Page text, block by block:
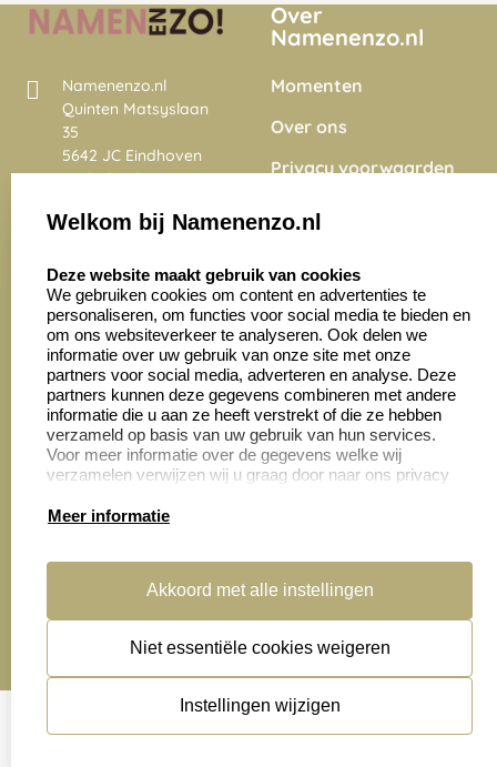
Namenenzo.nl
Quinten Matsyslaan
35
5642 JC Eindhoven
Nederland
4028 beoordelingen
Over
Namenenzo.nl
Momenten
Over ons
Privacy voorwaarden
Onze vacatures
Zakelijk:
Aanvraag op maat
Cadeaubonnen
Klantenservice:
Contact opnemen
Veelgestelde vragen
Retourneren
handleidingen
algemene voorwaarden
disclaimer
Cookies resetten
© copyright 2026
Welkom bij Namenenzo.nl
Deze website maakt gebruik van cookies
We gebruiken cookies om content en advertenties te
personaliseren, om functies voor social media te bieden en
om ons websiteverkeer te analyseren. Ook delen we
informatie over uw gebruik van onze site met onze
partners voor social media, adverteren en analyse. Deze
partners kunnen deze gegevens combineren met andere
informatie die u aan ze heeft verstrekt of die ze hebben
verzameld op basis van uw gebruik van hun services.
Voor meer informatie over de gegevens welke wij
verzamelen verwijzen wij u graag door naar ons privacy
Meer informatie
Akkoord met alle instellingen
Niet essentiële cookies weigeren
Instellingen wijzigen